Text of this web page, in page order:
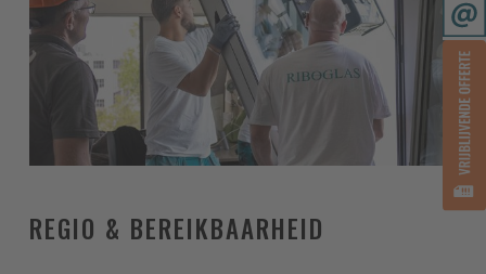
REGIO & BEREIKBAARHEID